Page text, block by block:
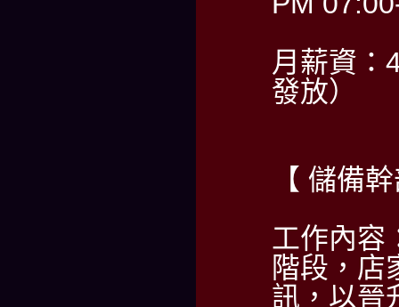
月薪資：
發放）
【 儲備
工作內容
階段，店
訊，以晉